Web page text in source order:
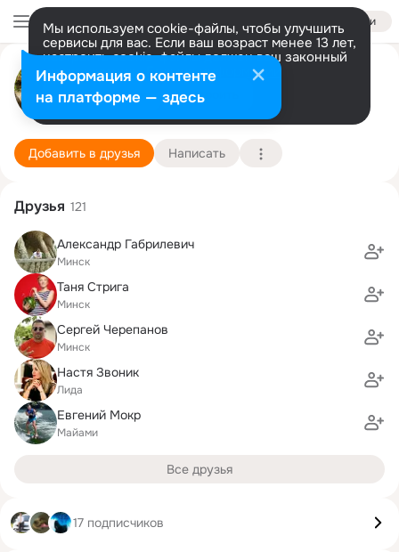
Войти
Мы используем cookie-файлы, чтобы улучшить
сервисы для вас. Если ваш возраст менее 13 лет,
настроить cookie-файлы должен ваш законный
представитель. Больше информации
Разрешить все Настроить
tanya antonova
NY 26 августа (41 год)
Подробнее
Добавить в друзья Написать
Друзья 121
Александр Габрилевич
Минск
Таня Стрига
Минск
Сергей Черепанов
Минск
Настя Звоник
Лида
Евгений Мокр
Майами
Все друзья
17 подписчиков
Информация о контенте
на платформе — здесь